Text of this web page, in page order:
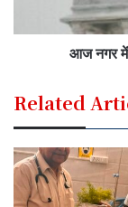
आज नगर में
Related